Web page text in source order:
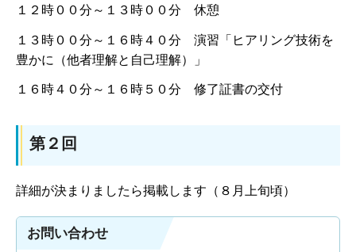
１２時００分～１３時００分 休憩
１３時００分～１６時４０分 演習「ヒアリング技術を
豊かに（他者理解と自己理解）」
１６時４０分～１６時５０分 修了証書の交付
第２回
詳細が決まりましたら掲載します（８月上旬頃）
お問い合わせ